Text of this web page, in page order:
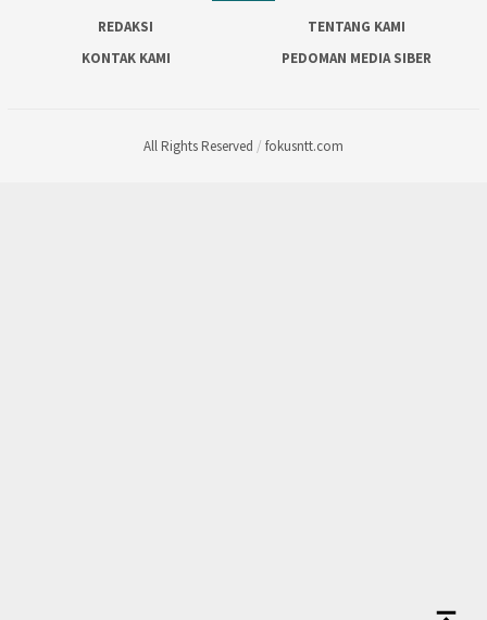
REDAKSI
TENTANG KAMI
KONTAK KAMI
PEDOMAN MEDIA SIBER
All Rights Reserved / fokusntt.com